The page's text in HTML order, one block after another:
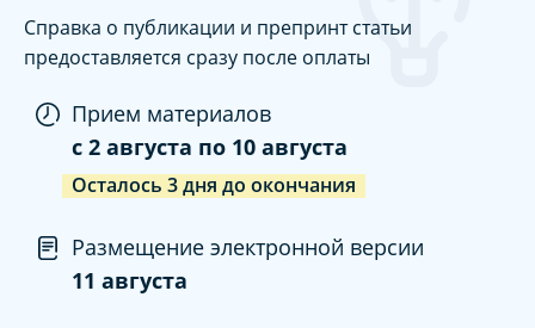
Справка о публикации и препринт статьи
предоставляется сразу после оплаты
Прием материалов
c 2 августа по 10 августа
Осталось 3дня до окончания
Размещение электронной версии
11 августа